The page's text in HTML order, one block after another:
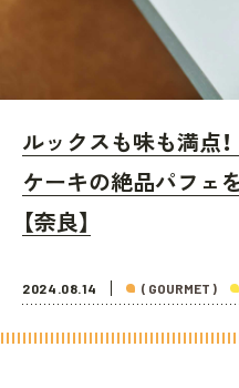
ルックスも味も満点
ケーキの絶品パフェ
【奈良】
2024.08.14 ( GOURMET )